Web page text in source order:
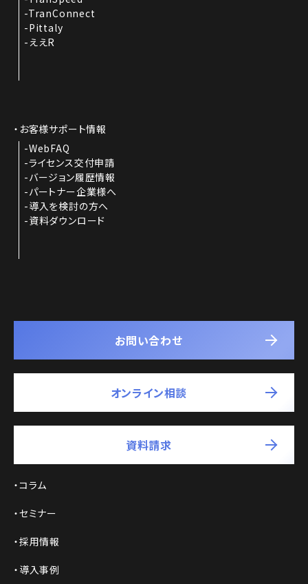
TranConnect
Pittaly
ええR
お客様サポート情報
WebFAQ
ライセンス交付申請
バージョン履歴情報
パートナー企業様へ
導入を検討の方へ
資料ダウンロード
お問い合わせ
オンライン相談
資料請求
コラム
セミナー
採用情報
導入事例